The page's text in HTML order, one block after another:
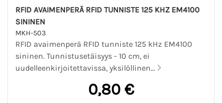
RFID AVAIMENPERÄ RFID TUNNISTE 125 KHZ EM4100
SININEN
MKH-503
RFID avaimenperä RFID tunniste 125 kHz EM4100
sininen. Tunnistusetäisyys - 10 cm, ei
uudelleenkirjoitettavissa, yksilöllinen...
0,80 €